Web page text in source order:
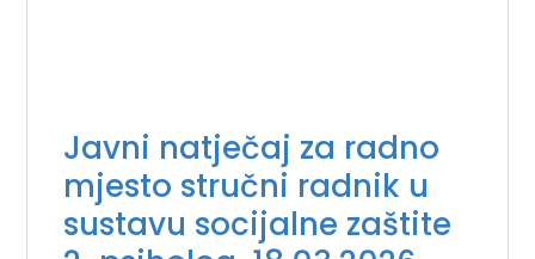
Javni natječaj za radno
mjesto stručni radnik u
sustavu socijalne zaštite